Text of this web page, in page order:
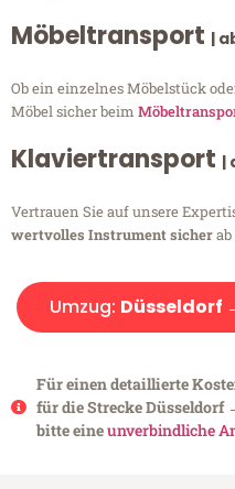
Möbeltransport |
Ob ein einzelnes Möbelstück
Möbel sicher beim
Klaviertransport |
Vertrauen Sie auf unsere
wertvolles Instrument sicher
Umzug: Düsseldorf
Für einen detaillierte
für die Strecke Düsseldorf
bitte eineunverbindliche